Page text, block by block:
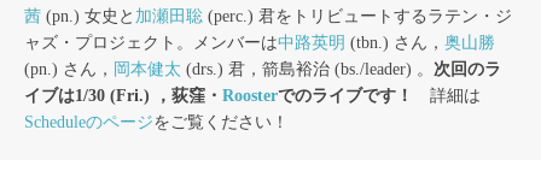
茜 (pn.) 女史と 加瀬田聡 (perc.) 君をトリビュートするラテン・ジ
ャズ・プロジェクト。メンバーは中路英明 (tbn.) さん， 奥山勝
(pn.) さん， 岡本健太 (drs.) 君，箭島裕治 (bs./leader) 。 次回のラ
イブは1/30 (Fri.) ，荻窪・ Roosterでのライブです！
詳細は
Scheduleのページをご覧ください！